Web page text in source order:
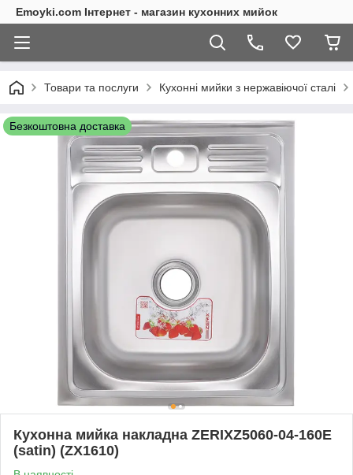
Emoyki.com Інтернет - магазин кухонних мийок
Товари та послуги Кухонні мийки з нержавіючої сталі
Безкоштовна доставка
Кухонна мийка накладна ZERIXZ5060-04-160E
(satin) (ZX1610)